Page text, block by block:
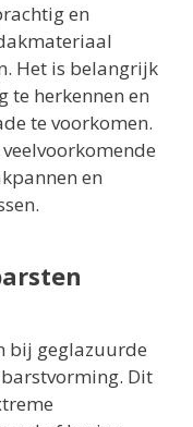
en
Het is belangrijk
te herkennen en
te voorkomen.
en
bij geglazuurde
Dit